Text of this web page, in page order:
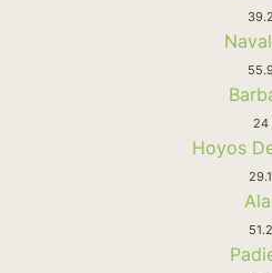
24
Hoyos